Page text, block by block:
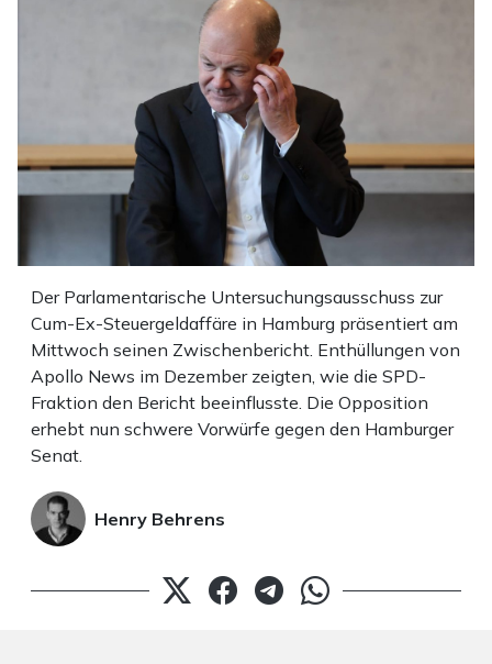
Der Parlamentarische Untersuchungsausschuss zur
Cum-Ex-Steuergeldaffäre in Hamburg präsentiert am
Mittwoch seinen Zwischenbericht. Enthüllungen von
Apollo News im Dezember zeigten, wie die SPD-
Fraktion den Bericht beeinflusste. Die Opposition
erhebt nun schwere Vorwürfe gegen den Hamburger
Senat.
Henry Behrens